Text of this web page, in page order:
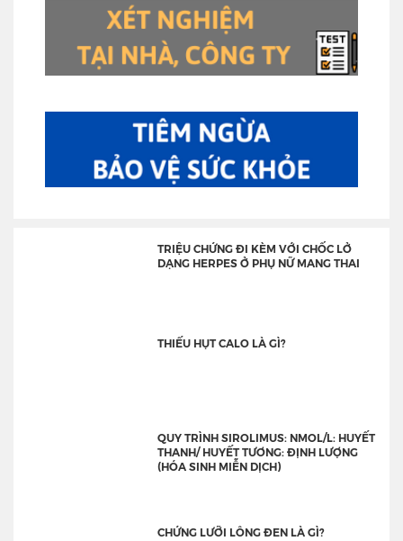
TRIỆU CHỨNG ĐI KÈM VỚI CHỐC LỞ
DẠNG HERPES Ở PHỤ NỮ MANG THAI
THIẾU HỤT CALO LÀ GÌ?
QUY TRÌNH SIROLIMUS: NMOL/L: HUYẾT
THANH/ HUYẾT TƯƠNG: ĐỊNH LƯỢNG
(HÓA SINH MIỄN DỊCH)
CHỨNG LƯỠI LÔNG ĐEN LÀ GÌ?